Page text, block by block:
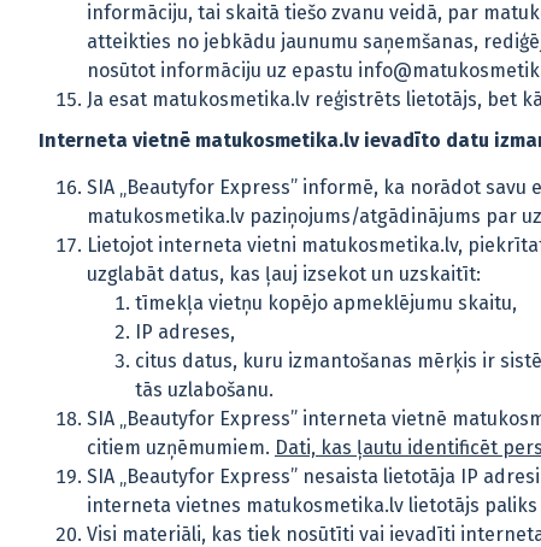
informāciju, tai skaitā tiešo zvanu veidā, par
atteikties no jebkādu jaunumu saņemšanas,
nosūtot informāciju uz epastu
Ja esat matukosmetika.lv reģistrēts lietotājs, bet
Interneta vietnē matukosmetika.lv ievadīto datu
SIA „Beautyfor Express” informē, ka norādot
matukosmetika.lv paziņojums/atgādinājums par
Lietojot interneta vietni matukosmetika.lv,
uzglabāt datus, kas ļauj izsekot un uzskaitīt:
tīmekļa vietņu kopējo apmeklējumu skaitu,
IP adreses,
citus datus, kuru izmantošanas mērķis ir
tās uzlabošanu.
SIA „Beautyfor Express” interneta vietnē
citiem uzņēmumiem. Dati, kas ļautu identificēt
SIA „Beautyfor Express” nesaista lietotāja IP
interneta vietnes matukosmetika.lv lietotājs paliks
Visi materiāli, kas tiek nosūtīti vai ievadīti